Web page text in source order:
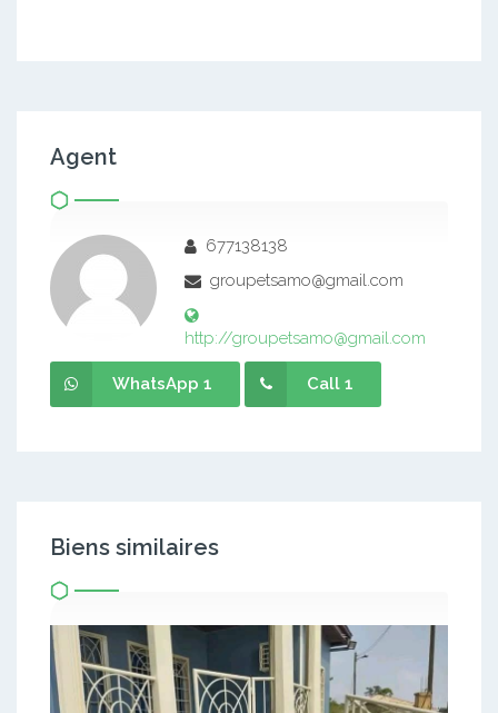
Agent
677138138
groupetsamo@gmail.com
http://groupetsamo@gmail.com
WhatsApp 1 Call 1
Biens similaires